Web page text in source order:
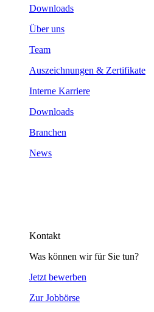
Downloads
Über uns
Team
Auszeichnungen & Zertifikate
Interne Karriere
Downloads
Branchen
News
Kontakt
Was können wir für Sie tun?
Jetzt bewerben
Zur Jobbörse